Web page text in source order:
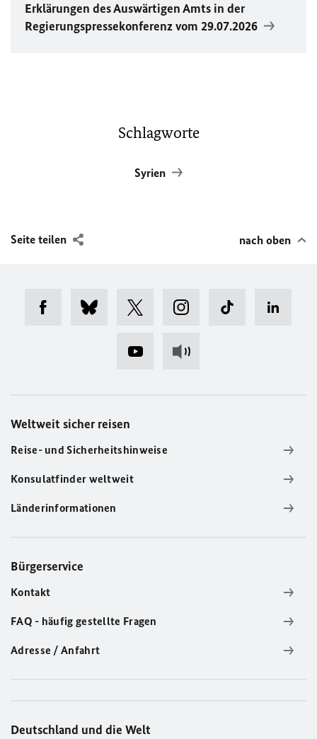
Erklärungen des Auswärtigen Amts in der
Regierungspressekonferenz vom 29.07.2026
Schlagworte
Syrien
Seite teilen nach oben
Weltweit sicher reisen
Reise- und Sicherheitshinweise
Konsulatfinder weltweit
Länderinformationen
Bürgerservice
Kontakt
FAQ - häufig gestellte Fragen
Adresse / Anfahrt
Deutschland und die Welt